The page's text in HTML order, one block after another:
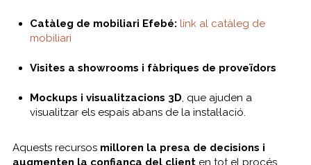
Catàleg de mobiliari Efebé: link al catàleg de
mobiliari
Visites a showrooms i fàbriques de proveïdors
Mockups i visualitzacions 3D, que ajuden a
visualitzar els espais abans de la instal·lació.
Aquests recursos milloren la presa de decisions i
augmenten la confiança del clienten tot el procés.